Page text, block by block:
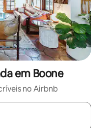
em Boone
no Airbnb
disponíveis, explore-os